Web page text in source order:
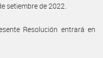
setiembre de 2022.
Resolución entrará en